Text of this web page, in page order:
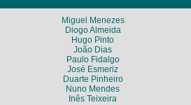
Miguel Menezes
Diogo Almeida
Hugo Pinto
João Dias
Paulo Fidalgo
José Esmeriz
Duarte Pinheiro
Nuno Mendes
Inês Teixeira